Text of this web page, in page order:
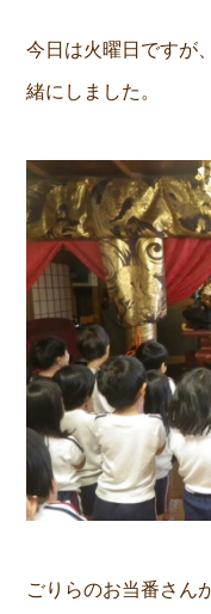
今日は火曜日ですが
緒にしました。
ごりらのお当番さん